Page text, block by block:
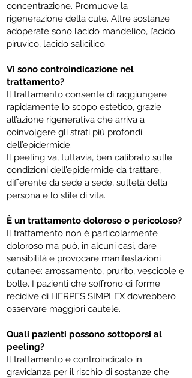
concentrazione. Promuove la
rigenerazione della cute. Altre sostanze
adoperate sono l’acido mandelico, l’acido
piruvico, l’acido salicilico.
Vi sono controindicazione nel
trattamento?
Il trattamento consente di raggiungere
rapidamente lo scopo estetico, grazie
all’azione rigenerativa che arriva a
coinvolgere gli strati più profondi
dell’epidermide.
Il peeling va, tuttavia, ben calibrato sulle
condizioni dell’epidermide da trattare,
differente da sede a sede, sull’età della
persona e lo stile di vita.
È un trattamento doloroso o pericoloso?
Il trattamento non è particolarmente
doloroso ma può, in alcuni casi, dare
sensibilità e provocare manifestazioni
cutanee: arrossamento, prurito, vescicole e
bolle. I pazienti che soffrono di forme
recidive di HERPES SIMPLEX dovrebbero
osservare maggiori cautele.
Quali pazienti possono sottoporsi al
peeling?
Il trattamento è controindicato in
gravidanza per il rischio di sostanze che